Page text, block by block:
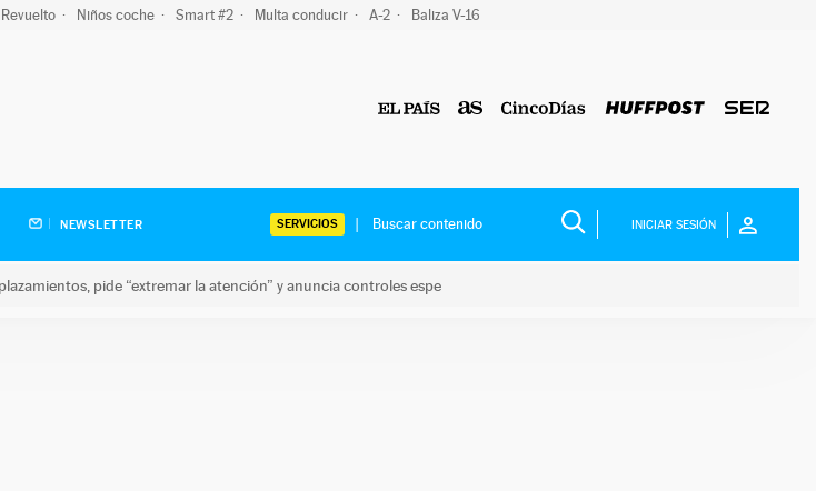
Niños coche Smart #2 Multa conducir A-2 Baliza V-16
NEWSLETTER SERVICIOS INICIAR SESIÓN
pide “extremar la atención” y anuncia controles espe